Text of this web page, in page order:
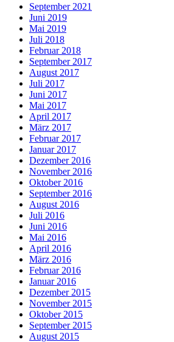
September 2021
Juni 2019
Mai 2019
Juli 2018
Februar 2018
September 2017
August 2017
Juli 2017
Juni 2017
Mai 2017
April 2017
März 2017
Februar 2017
Januar 2017
Dezember 2016
November 2016
Oktober 2016
September 2016
August 2016
Juli 2016
Juni 2016
Mai 2016
April 2016
März 2016
Februar 2016
Januar 2016
Dezember 2015
November 2015
Oktober 2015
September 2015
August 2015